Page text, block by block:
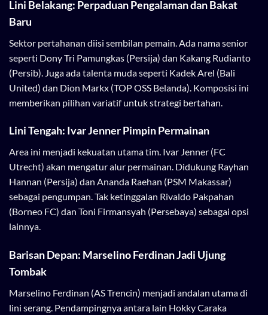
Lini Belakang: Perpaduan Pengalaman dan Bakat
Baru
Sektor pertahanan diisi sembilan pemain. Ada nama senior
seperti Dony Tri Pamungkas (Persija) dan Kakang Rudianto
(Persib). Juga ada talenta muda seperti Kadek Arel (Bali
United) dan Dion Markx (TOP OSS Belanda). Komposisi ini
memberikan pilihan variatif untuk strategi bertahan.
Lini Tengah: Ivar Jenner Pimpin Permainan
Area ini menjadi kekuatan utama tim. Ivar Jenner (FC
Utrecht) akan mengatur alur permainan. Didukung Rayhan
Hannan (Persija) dan Ananda Raehan (PSM Makassar)
sebagai pengumpan. Tak ketinggalan Rivaldo Pakpahan
(Borneo FC) dan Toni Firmansyah (Persebaya) sebagai opsi
lainnya.
Barisan Depan: Marselino Ferdinan Jadi Ujung
Tombak
Marselino Ferdinan (AS Trencin) menjadi andalan utama di
lini serang. Pendampingnya antara lain Hokky Caraka